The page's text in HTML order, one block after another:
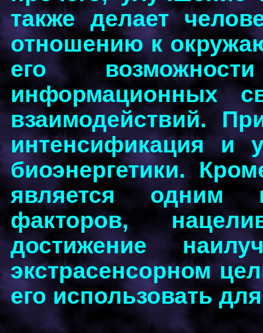
также делает
отношению к
его
информационных
взаимодействий.
интенсификация и
биоэнергетики.
является одним
факторов,
достижение
экстрасенсорном
его использовать